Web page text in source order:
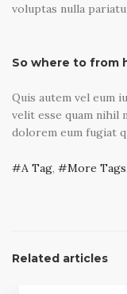
voluptas nulla
So where to from
Quis autem vel eum
velit esse quam nihil
dolorem eum fugiat
A Tag, More Tags,
Related articles